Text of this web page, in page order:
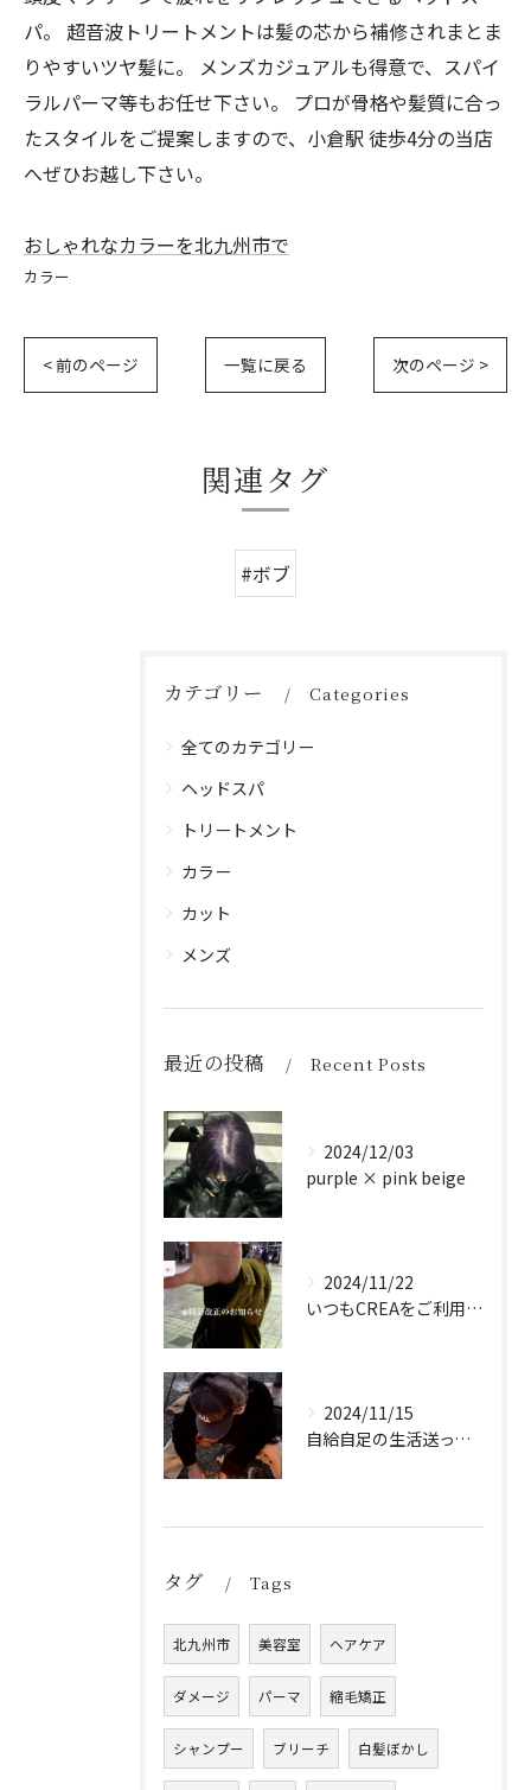
パ。 超音波トリートメントは髪の芯から補修されまとま
りやすいツヤ髪に。 メンズカジュアルも得意で、スパイ
ラルパーマ等もお任せ下さい。 プロが骨格や髪質に合っ
たスタイルをご提案しますので、小倉駅 徒歩4分の当店
へぜひお越し下さい。
おしゃれなカラーを北九州市で
カラー
< 前のページ 一覧に戻る 次のページ >
関連タグ
#ボブ
カテゴリー Categories
全てのカテゴリー
ヘッドスパ
トリートメント
カラー
カット
メンズ
最近の投稿 Recent Posts
2024/12/03
purple × pink beige
2024/11/22
いつもCREAをご利用頂き誠に有難う御座います！
2024/11/15
自給自足の生活送ってます
タグ Tags
北九州市 美容室 ヘアケア
ダメージ パーマ 縮毛矯正
シャンプー ブリーチ 白髪ぼかし